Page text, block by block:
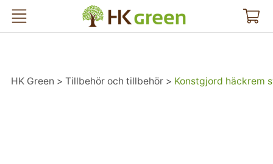
HK Green
HK Green Tillbehör och tillbehör Konstgjord häckrem